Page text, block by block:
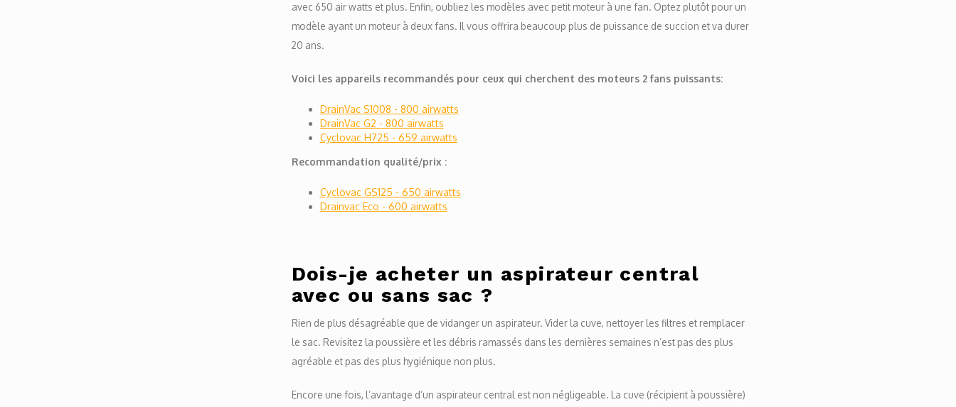
avec 650 air watts et plus. Enfin, oubliez les modèles avec petit moteur à une fan. Optez plutôt pour un
modèle ayant un moteur à deux fans. Il vous offrira beaucoup plus de puissance de succion et va durer
20 ans.
Voici les appareils recommandés pour ceux qui cherchent des moteurs 2 fans puissants:
DrainVac S1008 - 800 airwatts
DrainVac G2 - 800 airwatts
Cyclovac H725 - 659 airwatts
Recommandation qualité/prix :
Cyclovac GS125 - 650 airwatts
Drainvac Eco - 600 airwatts
Dois-je acheter un aspirateur central
avec ou sans sac ?
Rien de plus désagréable que de vidanger un aspirateur. Vider la cuve, nettoyer les filtres et remplacer
le sac. Revisitez la poussière et les débris ramassés dans les dernières semaines n’est pas des plus
agréable et pas des plus hygiénique non plus.
Encore une fois, l’avantage d’un aspirateur central est non négligeable. La cuve (récipient à poussière)